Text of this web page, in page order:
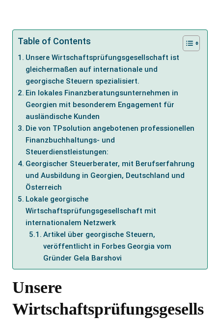
Table of Contents
Unsere Wirtschaftsprüfungsgesellschaft ist
gleichermaßen auf internationale und
georgische Steuern spezialisiert.
Ein lokales Finanzberatungsunternehmen in
Georgien mit besonderem Engagement für
ausländische Kunden
Die von TPsolution angebotenen professionellen
Finanzbuchhaltungs- und
Steuerdienstleistungen:
Georgischer Steuerberater, mit Berufserfahrung
und Ausbildung in Georgien, Deutschland und
Österreich
Lokale georgische
Wirtschaftsprüfungsgesellschaft mit
internationalem Netzwerk
Artikel über georgische Steuern,
veröffentlicht in Forbes Georgia vom
Gründer Gela Barshovi
Unsere
Wirtschaftsprüfungsgesells